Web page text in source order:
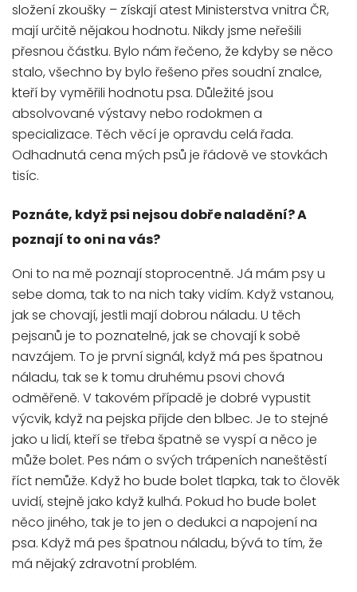
složení zkoušky – získají atest Ministerstva vnitra ČR,
mají určitě nějakou hodnotu. Nikdy jsme neřešili
přesnou částku. Bylo nám řečeno, že kdyby se něco
stalo, všechno by bylo řešeno přes soudní znalce,
kteří by vyměřili hodnotu psa. Důležité jsou
absolvované výstavy nebo rodokmen a
specializace. Těch věcí je opravdu celá řada.
Odhadnutá cena mých psů je řádově ve stovkách
tisíc.
Poznáte, když psi nejsou dobře naladění? A
poznají to oni na vás?
Oni to na mě poznají stoprocentně. Já mám psy u
sebe doma, tak to na nich taky vidím. Když vstanou,
jak se chovají, jestli mají dobrou náladu. U těch
pejsanů je to poznatelné, jak se chovají k sobě
navzájem. To je první signál, když má pes špatnou
náladu, tak se k tomu druhému psovi chová
odměřeně. V takovém případě je dobré vypustit
výcvik, když na pejska přijde den blbec. Je to stejné
jako u lidí, kteří se třeba špatně se vyspí a něco je
může bolet. Pes nám o svých trápeních naneštěstí
říct nemůže. Když ho bude bolet tlapka, tak to člověk
uvidí, stejně jako když kulhá. Pokud ho bude bolet
něco jiného, tak je to jen o dedukci a napojení na
psa. Když má pes špatnou náladu, bývá to tím, že
má nějaký zdravotní problém.